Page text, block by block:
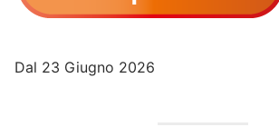
Dal 23 Giugno 2026